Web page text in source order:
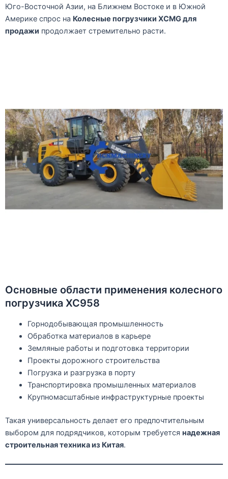
Юго-Восточной Азии, на Ближнем Востоке и в Южной
Америке спрос на Колесные погрузчики XCMG для
продажи продолжает стремительно расти.
Основные области применения колесного
погрузчика XC958
Горнодобывающая промышленность
Обработка материалов в карьере
Земляные работы и подготовка территории
Проекты дорожного строительства
Погрузка и разгрузка в порту
Транспортировка промышленных материалов
Крупномасштабные инфраструктурные проекты
Такая универсальность делает его предпочтительным
выбором для подрядчиков, которым требуется надежная
строительная техника из Китая.